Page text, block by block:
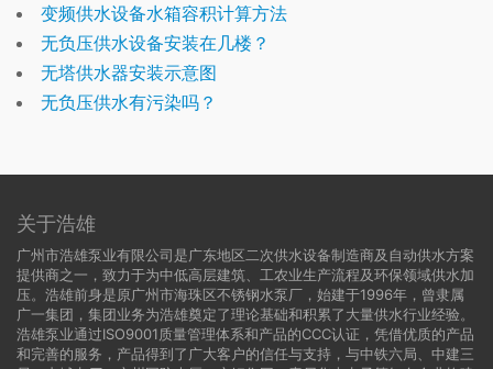
变频供水设备水箱容积计算方法
无负压供水设备安装在几楼？
无塔供水器安装示意图
无负压供水有污染吗？
关于浩雄
广州市浩雄泵业有限公司是广东地区二次供水设备制造商及自动供水方案
提供商之一，致力于为中低高层建筑、工农业生产流程及环保领域供水加
压。浩雄前身是原广州市海珠区不锈钢水泵厂，始建于1996年，曾隶属
广一集团，集团业务为浩雄奠定了理论基础和积累了大量供水行业经验。
浩雄泵业通过ISO9001质量管理体系和产品的CCC认证，凭借优质的产品
和完善的服务，产品得到了广大客户的信任与支持，与中铁六局、中建三